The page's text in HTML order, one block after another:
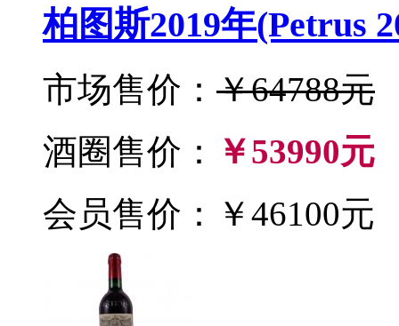
柏图斯2019年(Petrus
市场售价： ￥64788元
酒圈售价：
￥53990元
会员售价：￥46100元